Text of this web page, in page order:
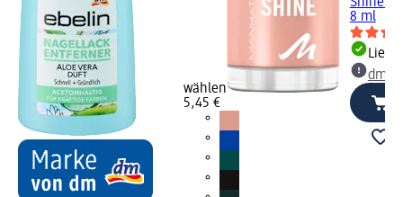
wählen
5,45 €
Shine
8 ml
dm